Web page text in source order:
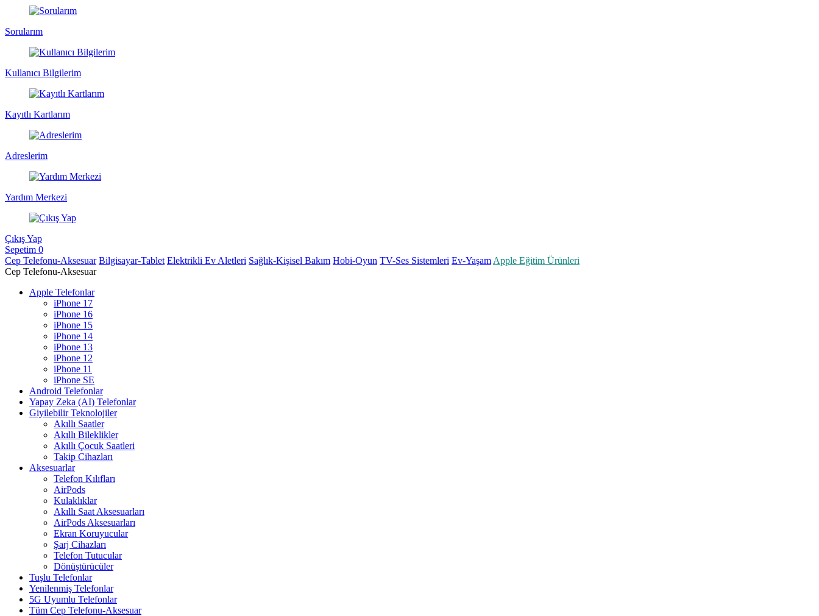
Sorularım
Kullanıcı Bilgilerim
Kayıtlı Kartlarım
Adreslerim
Yardım Merkezi
Çıkış Yap
Sepetim 0
Cep Telefonu-Aksesuar Bilgisayar-Tablet Elektrikli Ev Aletleri Sağlık-Kişisel Bakım Hobi-Oyun TV-Ses Sistemleri Ev-Yaşam Apple Eğitim Ürünleri
Cep Telefonu-Aksesuar
Apple Telefonlar
iPhone 17
iPhone 16
iPhone 15
iPhone 14
iPhone 13
iPhone 12
iPhone 11
iPhone SE
Android Telefonlar
Yapay Zeka (AI) Telefonlar
Giyilebilir Teknolojiler
Akıllı Saatler
Akıllı Bileklikler
Akıllı Çocuk Saatleri
Takip Cihazları
Aksesuarlar
Telefon Kılıfları
AirPods
Kulaklıklar
Akıllı Saat Aksesuarları
AirPods Aksesuarları
Ekran Koruyucular
Şarj Cihazları
Telefon Tutucular
Dönüştürücüler
Tuşlu Telefonlar
Yenilenmiş Telefonlar
5G Uyumlu Telefonlar
Tüm Cep Telefonu-Aksesuar